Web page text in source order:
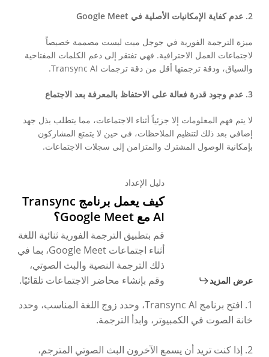
2. عدم كفاية الإمكانيات الأصلية في Google Meet
ميزة الترجمة الفورية في جوجل ميت ليست مصممة خصيصاً
لاجتماعات العمل الاحترافية. فهي تفتقر إلى دعم الكلمات المفتاحية
والسياق، ودقة ترجمتها أقل من دقة ترجمات Transync AI.
3. عدم وجود قدرة فعالة على الاحتفاظ بالمعرفة بعد الاجتماع
لا يتم فهم المعلومات إلا جزئياً أثناء الاجتماعات، مما يتطلب بذل جهد
إضافي بعد ذلك لتنظيم الملاحظات، في حين لا يتمتع المشاركون
بإمكانية الوصول المشترك والمتزامن إلى سجلات الاجتماعات.
دليل الإعداد
كيف يعمل برنامج Transync
AI مع Google Meet؟
قم بتطبيق الترجمة الفورية ثنائية اللغة
أثناء اجتماعات Google Meet، بما في
ذلك الترجمة النصية والبث الصوتي،
وقم بإنشاء محاضر الاجتماعات تلقائيًا.
عرض المزيد
1. افتح برنامج Transync AI، وحدد زوج اللغة المناسب، وحدد
خانة الصوت في الكمبيوتر، وابدأ الترجمة.
2. إذا كنت تريد أن يسمع الآخرون البث الصوتي المترجم،